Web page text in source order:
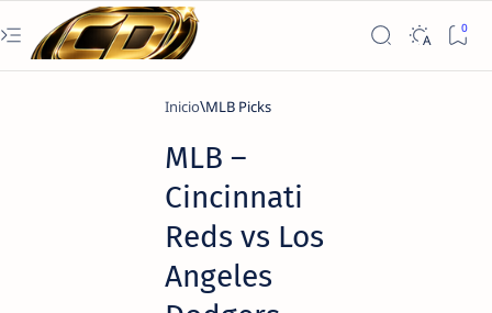
Inicio MLB Picks
MLB –
Cincinnati
Reds vs Los
Angeles